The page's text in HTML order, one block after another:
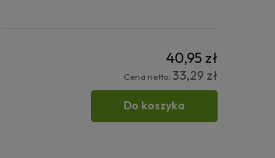
40,95 zł
Cena netto: 33,29 zł
Do koszyka